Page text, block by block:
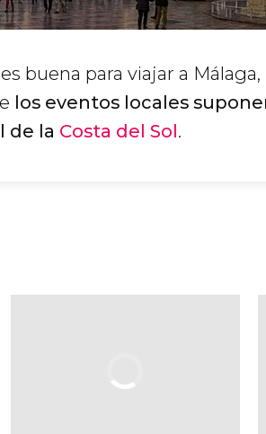
buena para viajar a
los eventos locales
de la Costa del Sol.